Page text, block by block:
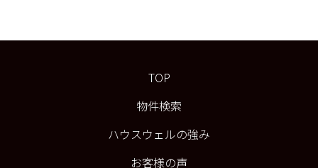
TOP
物件検索
ハウスウェルの強み
お客様の声